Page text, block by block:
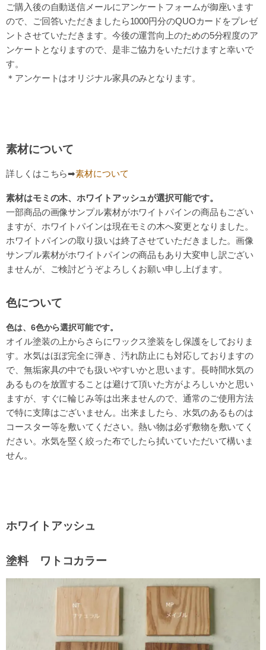
ご購入後の自動送信メールにアンケートフォームが御座います
ので、ご回答いただきましたら1000円分のQUOカードをプレゼ
ントさせていただきます。今後の運営向上のための5分程度のア
ンケートとなりますので、是非ご協力をいただけますと幸いで
す。
＊アンケートはオリジナル家具のみとなります。
素材について
詳しくはこちら➡素材について
素材はモミの木、ホワイトアッシュが選択可能です。
一部商品の画像サンプル素材がホワイトパインの商品もござい
ますが、ホワイトパインは現在モミの木へ変更となりました。
ホワイトパインの取り扱いは終了させていただきました。画像
サンプル素材がホワイトパインの商品もあり大変申し訳ござい
ませんが、ご検討どうぞよろしくお願い申し上げます。
色について
色は、6色から選択可能です。
オイル塗装の上からさらにワックス塗装をし保護をしておりま
す。水気はほぼ完全に弾き、汚れ防止にも対応しておりますの
で、無垢家具の中でも扱いやすいかと思います。長時間水気の
あるものを放置することは避けて頂いた方がよろしいかと思い
ますが、すぐに輪じみ等は出来ませんので、通常のご使用方法
で特に支障はございません。出来ましたら、水気のあるものは
コースター等を敷いてください。熱い物は必ず敷物を敷いてく
ださい。水気を堅く絞った布でしたら拭いていただいて構いま
せん。
ホワイトアッシュ
塗料 ワトコカラー